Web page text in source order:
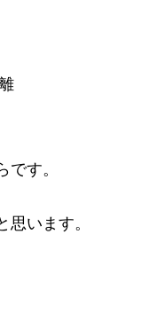
す。
います。